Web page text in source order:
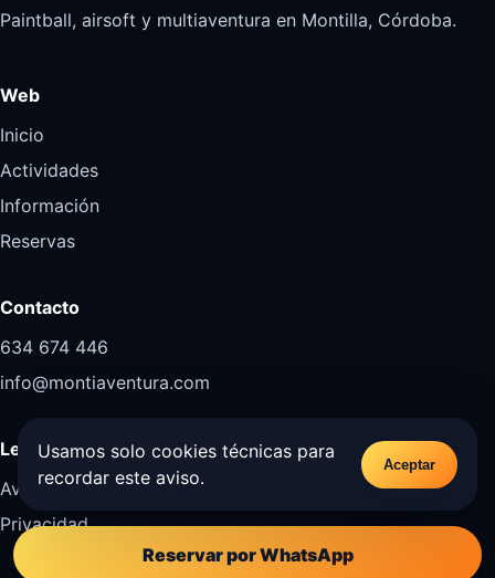
Paintball, airsoft y multiaventura en Montilla, Córdoba.
Web
Inicio
Actividades
Información
Reservas
Contacto
634 674 446
info@montiaventura.com
Legal
Aviso legal
Privacidad
Usamos solo cookies técnicas para
recordar este aviso.
Aceptar
Reservar por WhatsApp